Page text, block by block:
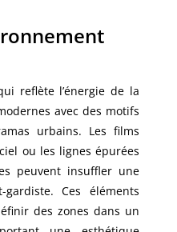
reflète l’énergie de la
avec des motifs
urbains. Les films
ou les lignes épurées
peuvent insuffler une
Ces éléments
des zones dans un